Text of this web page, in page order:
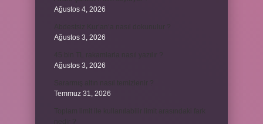
Ağustos 4, 2026
Ağustos 3, 2026
Ağustos 3, 2026
Temmuz 31, 2026